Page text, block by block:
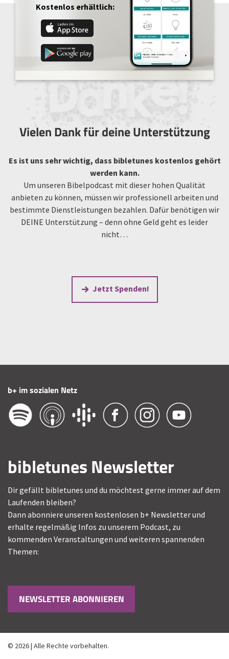
Kostenlos erhältlich:
Vielen Dank für deine Unterstützung
Es ist uns sehr wichtig, dass bibletunes kostenlos gehört
werden kann.
Um unseren Bibelpodcast mit dieser hohen Qualität
anbieten zu können, müssen wir professionell arbeiten und
bestimmte Dienstleistungen bezahlen. Dafür benötigen wir
DEINE Unterstützung – denn ohne Geld geht es leider
nicht…
Jetzt Spenden!
b+ im sozialen Netz
bibletunes Newsletter
Dir gefällt bibletunes und du möchtest gerne immer auf dem
Laufenden bleiben?
Dann abonniere unseren kostenlosen b+ Newsletter und
erhalte regelmäßig Infos zu unserem Podcast, zu
kommenden Veranstaltungen und weiteren spannenden
Themen:
NEWSLETTER ABONNIEREN
© 2026 | Alle Rechte vorbehalten.